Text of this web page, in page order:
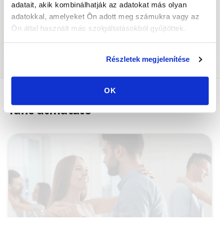
adatait, akik kombinálhatják az adatokat más olyan
adatokkal, amelyeket Ön adott meg számukra vagy az
Ön által használt más szolgáltatásokból gyűjtöttek.
Részletek megjelenítése
OK
Tánc útmutató